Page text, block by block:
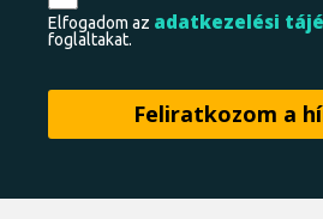
Elfogadom az adatkezelési
foglaltakat.